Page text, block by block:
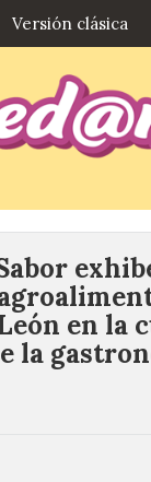
Versión clásica
en la
la